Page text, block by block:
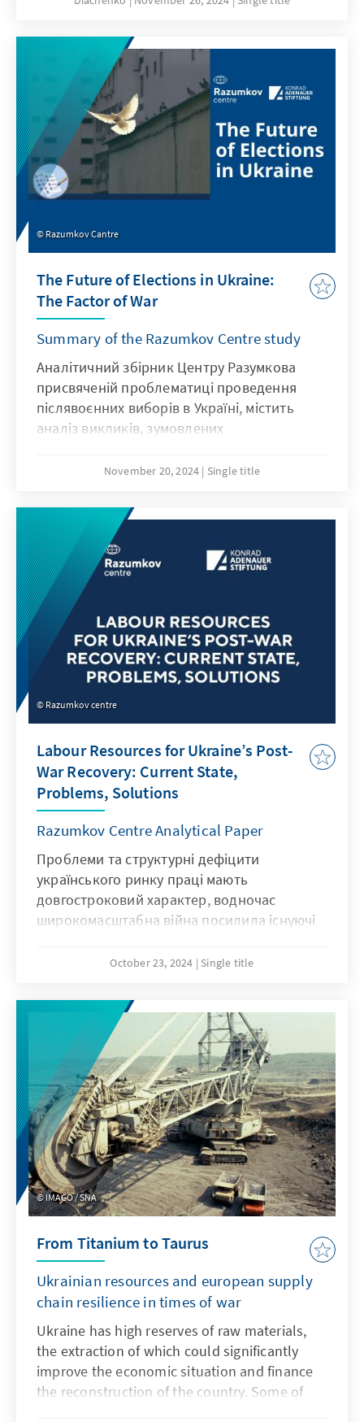
accession negotiators, the authors offer their
vision of how to build an optimal institutional
structure for successful negotiations with the
EU, with a particular focus on public
administration reform.
Razumkov Cantre
The Future of Elections in Ukraine:
The Factor of War
Summary of the Razumkov Centre study
Аналітичний збірник Центру Разумкова
присвяченій проблематиці проведення
післявоєнних виборів в Україні, містить
аналіз викликів, зумовлених
щодо їх подолання, висновки експертів
провідних українських фахівців з
конституційного права, а також оцінку
результатів соціологічних досліджень,
проведених Центром Разумкова, як на рівні
експертів, так і громадян Україні
November 20, 2024 Single title
Razumkov centre
Labour Resources for Ukraine’s Post-
War Recovery: Current State,
Problems, Solutions
Razumkov Centre Analytical Paper
Проблеми та структурні дефіцити
українського ринку праці мають
довгостроковий характер, водночас
широкомасштабна війна посилила існуючі
за якими функціонував ринок праці,
небезпечну фазу. Попри поступову
адаптацію українського ринку праці до
умов війни протягом 2023-2024 рр., саме
дефіцит кваліфікованих кадрів та
складність найму персоналу (а не
зростання цін, нестача електричної енергії
чи корупція) залишаються ключовими
факторами, що гальмують
обороноздатність, економічне відновлення
і післявоєнну відбудову України.
October 23, 2024 Single title
IMAGO / SNA
From Titanium to Taurus
Ukrainian resources and european supply
chain resilience in times of war
Ukraine has high reserves of raw materials,
the extraction of which could significantly
improve the economic situation and finance
the reconstruction of the country. Some of